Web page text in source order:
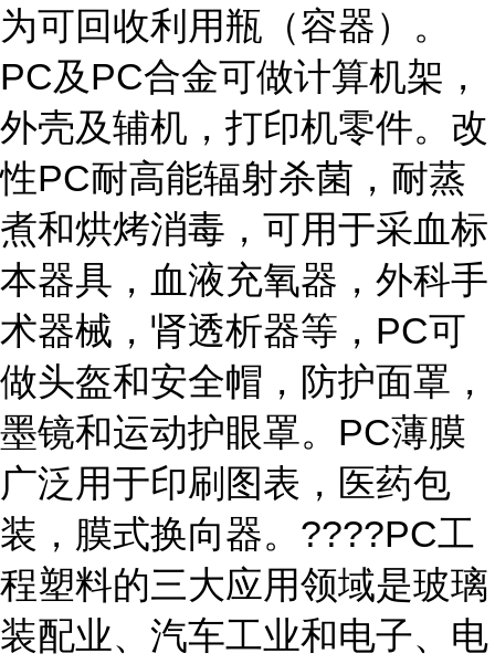
为可回收利用瓶（容器）。
PC及PC合金可做计算机架，
外壳及辅机，打印机零件。改
性PC耐高能辐射杀菌，耐蒸
煮和烘烤消毒，可用于采血标
本器具，血液充氧器，外科手
术器械，肾透析器等，PC可
做头盔和安全帽，防护面罩，
墨镜和运动护眼罩。PC薄膜
广泛用于印刷图表，医药包
装，膜式换向器。????PC工
程塑料的三大应用领域是玻璃
装配业、汽车工业和电子、电